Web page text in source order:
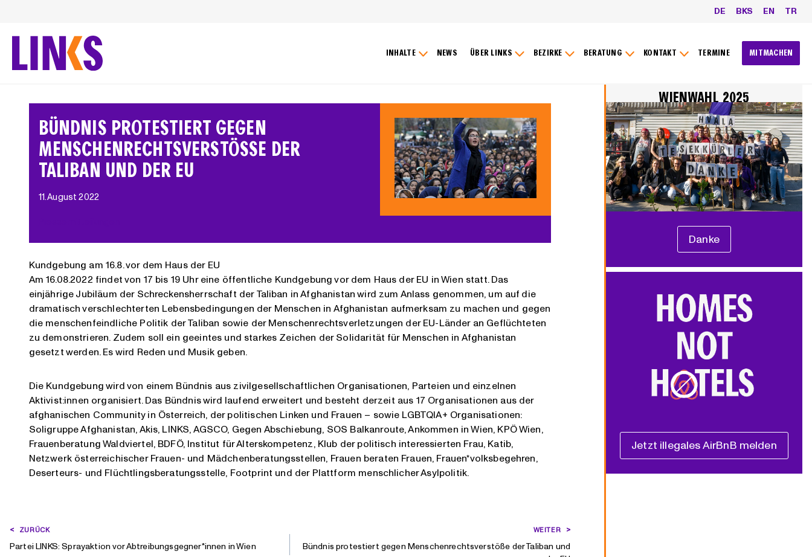
springen
DE BKS EN TR
INHALTE NEWS ÜBER LINKS BEZIRKE BERATUNG KONTAKT TERMINE MITMACHEN
BÜNDNIS PROTESTIERT GEGEN
MENSCHENRECHTSVERSTÖSSE DER T
ALIBAN UND DER EU
11. August 2022
Kundgebung am 16.8. vor dem Haus der EU
Am 16.08.2022 findet von 17 bis 19 Uhr eine öffentliche Kundgebung vor dem Haus der EU in Wien statt. Das
einjährige Jubiläum der Schreckensherrschaft der Taliban in Afghanistan wird zum Anlass genommen, um auf die
dramatisch verschlechterten Lebensbedingungen der Menschen in Afghanistan aufmerksam zu machen und gegen
die menschenfeindliche Politik der Taliban sowie der Menschenrechtsverletzungen der EU-Länder an Geflüchteten
zu demonstrieren. Zudem soll ein geeintes und starkes Zeichen der Solidarität für Menschen in Afghanistan
gesetzt werden. Es wird Reden und Musik geben.
Die Kundgebung wird von einem Bündnis aus zivilgesellschaftlichen Organisationen, Parteien und einzelnen
Aktivist:innen organisiert. Das Bündnis wird laufend erweitert und besteht derzeit aus 17 Organisationen aus der
afghanischen Community in Österreich, der politischen Linken und Frauen – sowie LGBTQIA+ Organisationen:
Soligruppe Afghanistan, Akis, LINKS, AGSCO, Gegen Abschiebung, SOS Balkanroute, Ankommen in Wien, KPÖ Wien,
Frauenberatung Waldviertel, BDFÖ, Institut für Alterskompetenz, Klub der politisch interessierten Frau, Katib,
Netzwerk österreichischer Frauen- und Mädchenberatungsstellen, Frauen beraten Frauen, Frauen*volksbegehren,
Deserteurs- und Flüchtlingsberatungsstelle, Footprint und der Plattform menschlicher Asylpolitik.
BEITRAGSNAVIGATION
ZURÜCK
Partei LINKS: Sprayaktion vor Abtreibungsgegner*innen in Wien
WEITER
Bündnis protestiert gegen Menschenrechtsverstöße der Taliban und
WIENWAHL 2025
Danke
Jetzt illegales AirBnB melden